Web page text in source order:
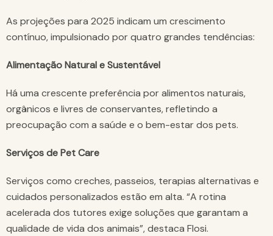
As projeções para 2025 indicam um crescimento
contínuo, impulsionado por quatro grandes tendências:
Alimentação Natural e Sustentável
Há uma crescente preferência por alimentos naturais,
orgânicos e livres de conservantes, refletindo a
preocupação com a saúde e o bem-estar dos pets.
Serviços de Pet Care
Serviços como creches, passeios, terapias alternativas e
cuidados personalizados estão em alta. “A rotina
acelerada dos tutores exige soluções que garantam a
qualidade de vida dos animais”, destaca Flosi.